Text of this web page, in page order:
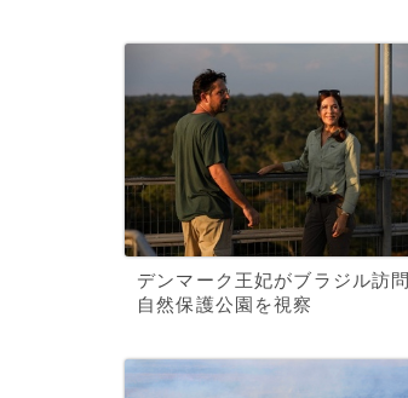
デンマーク王妃がブラジル訪問
自然保護公園を視察